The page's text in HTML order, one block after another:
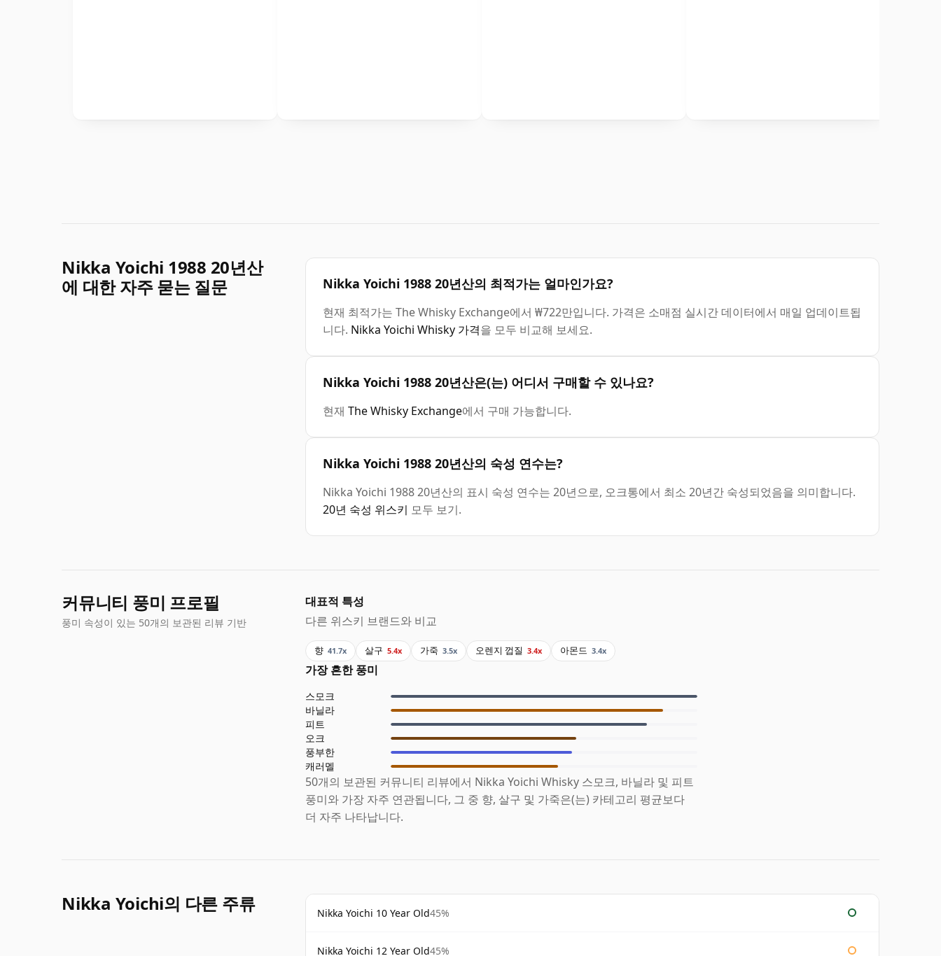
Nikka Yoichi 1988 20년산
에 대한 자주 묻는 질문
Nikka Yoichi 1988 20년산의 최적가는 얼마인가요?
현재 최적가는 The Whisky Exchange에서 ₩722만입니다. 가격은 소매점 실시간 데이터에서 매일 업데이트됩
니다. Nikka Yoichi Whisky 가격을 모두 비교해 보세요.
Nikka Yoichi 1988 20년산은(는) 어디서 구매할 수 있나요?
현재 The Whisky Exchange에서 구매 가능합니다.
Nikka Yoichi 1988 20년산의 숙성 연수는?
Nikka Yoichi 1988 20년산의 표시 숙성 연수는 20년으로, 오크통에서 최소 20년간 숙성되었음을 의미합니다.
20년 숙성 위스키 모두 보기.
커뮤니티 풍미 프로필
풍미 속성이 있는 50개의 보관된 리뷰 기반
대표적 특성
다른 위스키 브랜드와 비교
향 41.7x 살구 5.4x 가죽 3.5x 오렌지 껍질 3.4x 아몬드 3.4x
가장 흔한 풍미
스모크
바닐라
피트
오크
풍부한
캐러멜
50개의 보관된 커뮤니티 리뷰에서 Nikka Yoichi Whisky 스모크, 바닐라 및 피트
풍미와 가장 자주 연관됩니다, 그 중 향, 살구 및 가죽은(는) 카테고리 평균보다
더 자주 나타납니다.
Nikka Yoichi의 다른 주류 Nikka Yoichi 10 Year Old45%
Nikka Yoichi 12 Year Old45%